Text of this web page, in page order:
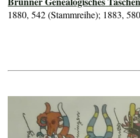
1880, 542 (Stammreihe); 1883,